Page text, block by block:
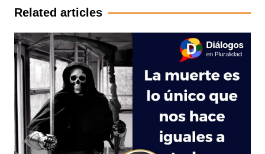
entradas
Related articles